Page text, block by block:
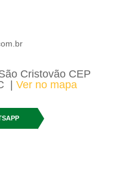
Cristovão CEP
Ver no mapa